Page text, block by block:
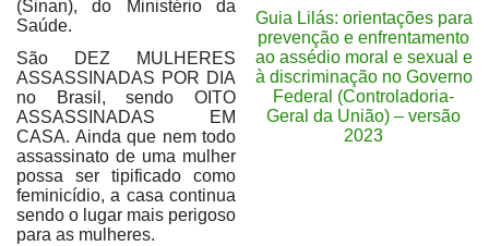
(Sinan), do Ministério da
Saúde.
São DEZ MULHERES
ASSASSINADAS POR DIA
no Brasil, sendo OITO
ASSASSINADAS EM
CASA. Ainda que nem todo
assassinato de uma mulher
possa ser tipificado como
feminicídio, a casa continua
sendo o lugar mais perigoso
para as mulheres.
Guia Lilás: orientações para
prevenção e enfrentamento
ao assédio moral e sexual e
à discriminação no Governo
Federal (Controladoria-
Geral da União) – versão
2023